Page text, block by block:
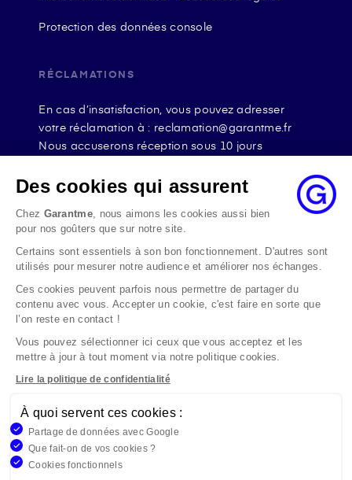
Protection des données console
RÉCLAMATIONS
En cas d’insatisfaction, vous pouvez adresser
votre réclamation à : reclamation@garantme.fr
Nous accuserons réception sous 10 jours
état de cause, nous répondrons à la réclamation
au maximum dans les 2 mois.
Si le désaccord persiste, vous pouvez solliciter
l’avis du Médiateur de l’Assurance par internet à
l’adresse La médiation de l’assurance - Accueil
Par courrier à l’adresse : La Médiation de
l’Assurance TSA 50110 75441 PARIS CEDEX 09 ou
par email à l’adresse www.mediation-
assurance.org
La saisine du Médiateur de l’Assurance est gratuite
mais ne peut intervenir qu’après nous avoir
adressé une réclamation écrite.
Garantme, société par actions simplifiée au capital de 19
Code des Assurances et immatriculée à l’ORIAS
Des cookies qui assurent
Chez Garantme, nous aimons les cookies aussi bien
pour nos goûters que sur notre site.
Certains sont essentiels à son bon fonctionnement. D'autres sont
utilisés pour mesurer notre audience et améliorer nos échanges.
Ces cookies peuvent parfois nous permettre de partager du
contenu avec vous. Accepter un cookie, c'est faire en sorte que
l’on reste en contact !
Vous pouvez sélectionner ici ceux que vous acceptez et les
mettre à jour à tout moment via notre politique cookies.
Lire la politique de confidentialité
À quoi servent ces cookies :
Partage de données avec Google
Que fait-on de vos cookies ?
Cookies fonctionnels